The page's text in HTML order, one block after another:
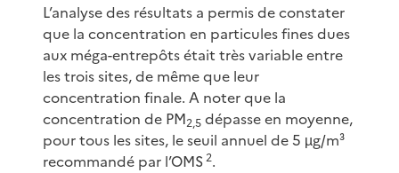
L’analyse des résultats a permis de constater
que la concentration en particules fines dues
aux méga-entrepôts était très variable entre
les trois sites, de même que leur
concentration finale. A noter que la
concentration de PM2,5 dépasse en moyenne,
pour tous les sites, le seuil annuel de 5 µg/m³
recommandé par l’OMS2.